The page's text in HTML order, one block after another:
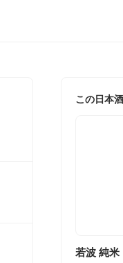
この日本
若波 純米